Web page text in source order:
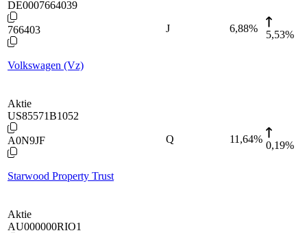
DE0007664039
766403
Volkswagen (Vz)
J 6,88%
5,53%
Aktie
US85571B1052
A0N9JF
Starwood Property Trust
Q 11,64%
0,19%
Aktie
AU000000RIO1